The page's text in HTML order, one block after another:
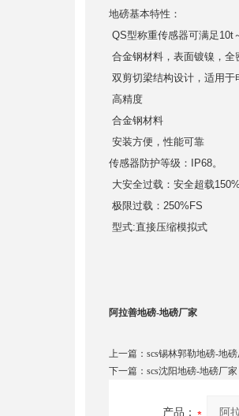
地磅基本特性：
QS型称重传感器可满足10t
合金钢材料，表面镀镍，
双剪切梁结构设计，适用
高精度
合金钢材料
安装方便，性能可靠
传感器防护等级：IP68。
大安全过载：安全超载
极限过载：250%FS
型式:直接压缩模拟式
阿拉善地磅-地磅厂家
上一篇： scs锡林郭勒地磅-地
下一篇： scs沈阳地磅-地磅厂家
产品：